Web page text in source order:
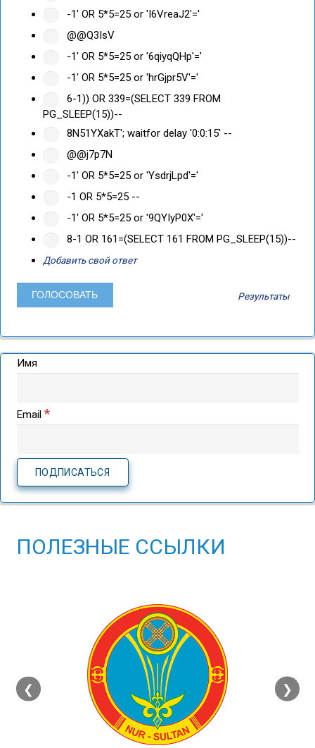
-1' OR 5*5=25 or 'I6VreaJ2'='
@@Q3IsV
-1' OR 5*5=25 or '6qiyqQHp'='
-1' OR 5*5=25 or 'hrGjpr5V'='
6-1)) OR 339=(SELECT 339 FROM
PG_SLEEP(15))--
8N51YXakT'; waitfor delay '0:0:15' --
@@j7p7N
-1' OR 5*5=25 or 'YsdrjLpd'='
-1 OR 5*5=25 --
-1' OR 5*5=25 or '9QYIyP0X'='
8-1 OR 161=(SELECT 161 FROM PG_SLEEP(15))--
Добавить свой ответ
Результаты
Имя
Email *
ПОЛЕЗНЫЕ ССЫЛКИ
❮ ❯